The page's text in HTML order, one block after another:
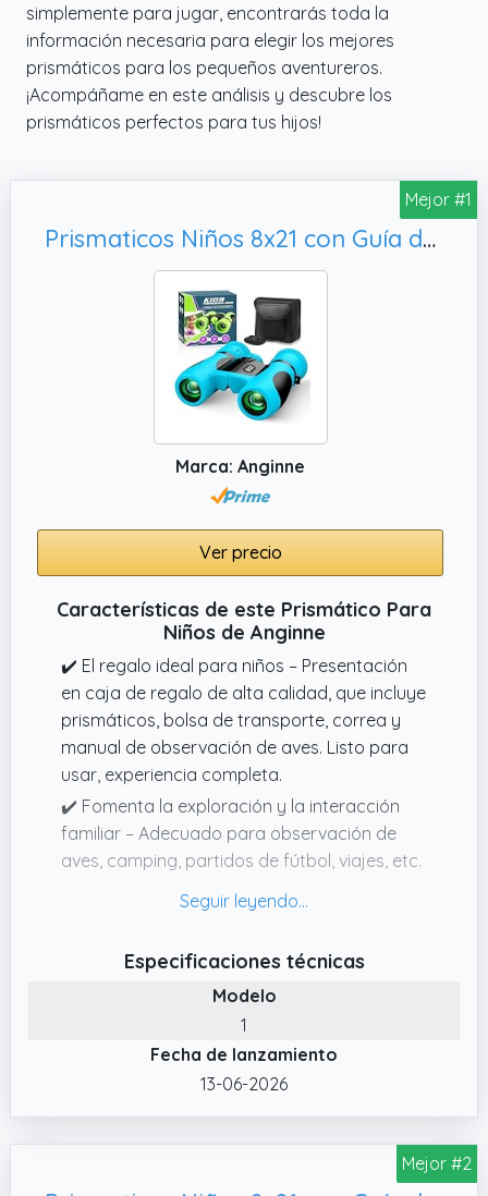
simplemente para jugar, encontrarás toda la
información necesaria para elegir los mejores
prismáticos para los pequeños aventureros.
¡Acompáñame en este análisis y descubre los
prismáticos perfectos para tus hijos!
Mejor #1
Prismaticos Niños 8x21 con Guía de Aves, Regalo Familiar y Educativo
Marca: Anginne
Ver precio
Características de este Prismático Para
Niños de Anginne
✔️ El regalo ideal para niños – Presentación
en caja de regalo de alta calidad, que incluye
prismáticos, bolsa de transporte, correa y
manual de observación de aves. Listo para
usar, experiencia completa.
✔️ Fomenta la exploración y la interacción
familiar – Adecuado para observación de
aves, camping, partidos de fútbol, viajes, etc.
naturaleza, desarrollando su capacidad de
✔️ Diseño seguro y resistente a golpes –
Oculares y cuerpo revestidos de goma
suave para proteger ojos y rostro del niño.
Amortigua golpes por caídas accidentales.
✔️ Portátil con manual de observación
incluido – Ligero y fácil de llevar. Incluye un
manual exclusivo de observación de aves,
que ayuda a los niños a identificar y registrar
Especificaciones técnicas
Modelo
1
Fecha de lanzamiento
13-06-2026
Mejor #2